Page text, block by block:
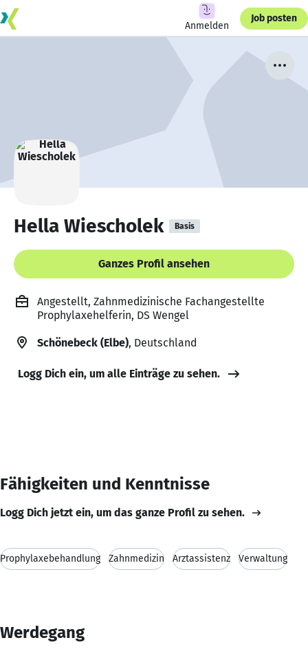
Anmelden
Job posten
Hella Wiescholek Basis
Ganzes Profil ansehen
Angestellt, Zahnmedizinische Fachangestellte
Prophylaxehelferin, DS Wengel
Schönebeck (Elbe), Deutschland
Logg Dich ein, um alle Einträge zu sehen.
Fähigkeiten und Kenntnisse
Logg Dich jetzt ein, um das ganze Profil zu sehen.
Prophylaxebehandlung Zahnmedizin Arztassistenz Verwaltung
Werdegang